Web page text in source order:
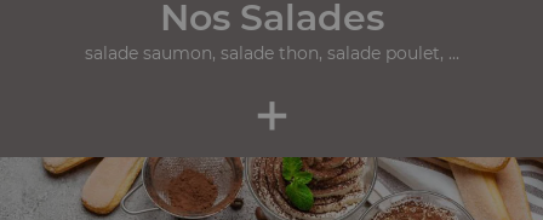
Nos Salades
salade saumon, salade thon, salade poulet, ...
+